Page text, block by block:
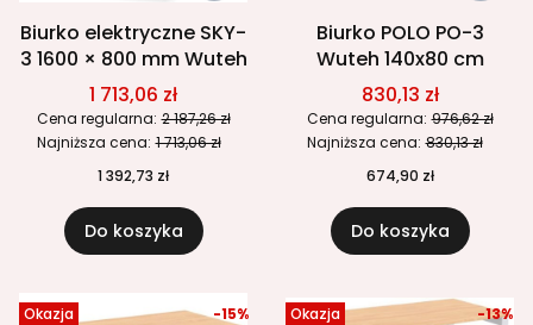
Biurko elektryczne SKY-
3 1600 × 800 mm Wuteh
1 713,06 zł
Cena regularna: 2 187,26 zł
Najniższa cena: 1 713,06 zł
1 392,73 zł
Do koszyka
Biurko POLO PO-3
Wuteh 140x80 cm
830,13 zł
Cena regularna: 976,62 zł
Najniższa cena: 830,13 zł
674,90 zł
Do koszyka
Okazja -15% Okazja -13%